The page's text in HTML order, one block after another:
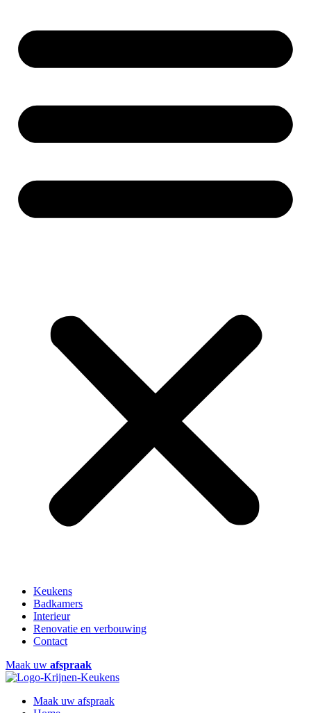
Keukens
Badkamers
Interieur
Renovatie en verbouwing
Contact
Maak uw afspraak
Maak uw afspraak